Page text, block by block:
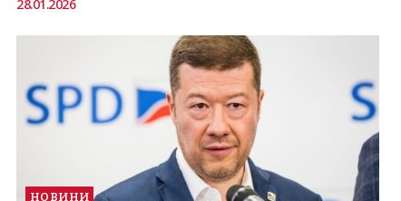
28.01.2026
НОВИНИ